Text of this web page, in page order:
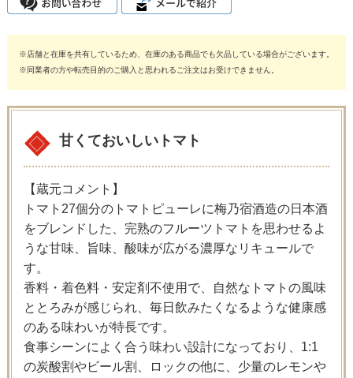
※店舗と在庫を共有しているため、在庫のある商品でも欠品している場合がございます。
※同業者の方や転売目的のご購入と思われるご注文はお受けできません。
甘くておいしいトマト
【蔵元コメント】
トマト27個分のトマトピューレに梅乃宿酒造の日本酒
をブレンドした、完熟のフルーツトマトを思わせるよ
うな甘味、旨味、酸味が広がる濃厚なリキュールで
す。
香料・着色料・安定剤不使用で、自然なトマトの風味
ととろみが感じられ、毎日飲みたくなるような健康感
のある味わいが特長です。
食事シーンによく合う味わい設計になっており、1:1
の炭酸割やビール割、ロックの他に、少量のレモンや